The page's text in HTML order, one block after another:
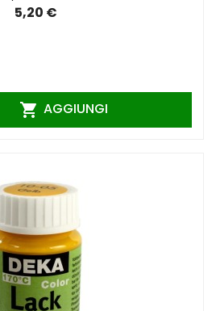
5,20 €
 AGGIUNGI